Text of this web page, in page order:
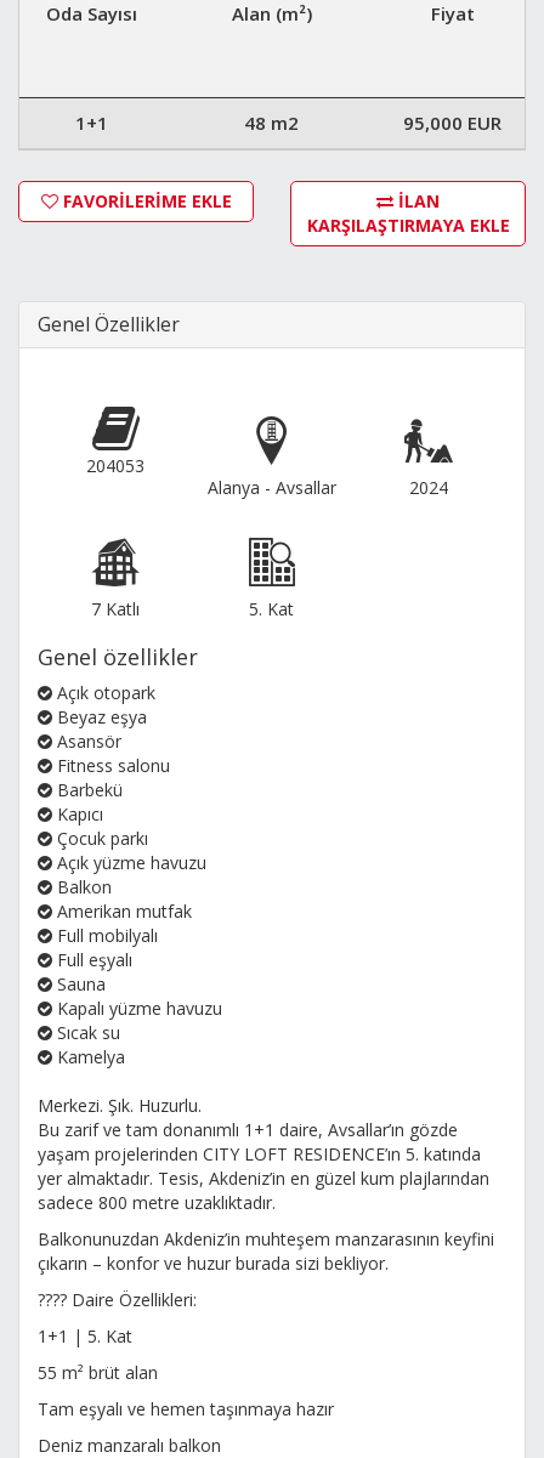
Oda Sayısı Alan (m²) Fiyat
1+1 48 m2 95,000 EUR
FAVORİLERİME EKLE
İLAN
KARŞILAŞTIRMAYA EKLE
Genel Özellikler
204053
Alanya - Avsallar
2024
7 Katlı 5. Kat
Genel özellikler
Açık otopark
Beyaz eşya
Asansör
Fitness salonu
Barbekü
Kapıcı
Çocuk parkı
Açık yüzme havuzu
Balkon
Amerikan mutfak
Full mobilyalı
Full eşyalı
Sauna
Kapalı yüzme havuzu
Sıcak su
Kamelya
Merkezi. Şık. Huzurlu.
Bu zarif ve tam donanımlı 1+1 daire, Avsallar’ın gözde
yaşam projelerinden CITY LOFT RESIDENCE’ın 5. katında
yer almaktadır. Tesis, Akdeniz’in en güzel kum plajlarından
sadece 800 metre uzaklıktadır.
Balkonunuzdan Akdeniz’in muhteşem manzarasının keyfini
çıkarın – konfor ve huzur burada sizi bekliyor.
???? Daire Özellikleri:
1+1 | 5. Kat
55 m² brüt alan
Tam eşyalı ve hemen taşınmaya hazır
Deniz manzaralı balkon